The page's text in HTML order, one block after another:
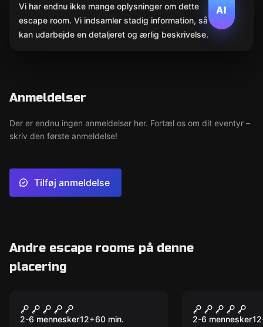
AI
Vi har endnu ikke mange oplysninger om dette
escape room. Vi indsamler stadig information, så AI
kan udarbejde en detaljeret og ærlig beskrivelse.
Anmeldelser
Der er endnu ingen anmeldelser her. Fortæl os om dit eventyr –
skriv den første anmeldelse!
Tilføj anmeldelse
Andre escape rooms på denne
placering
Pirate
2-6 mennesker12+60 min.
Tomb
2-6 mennesker12